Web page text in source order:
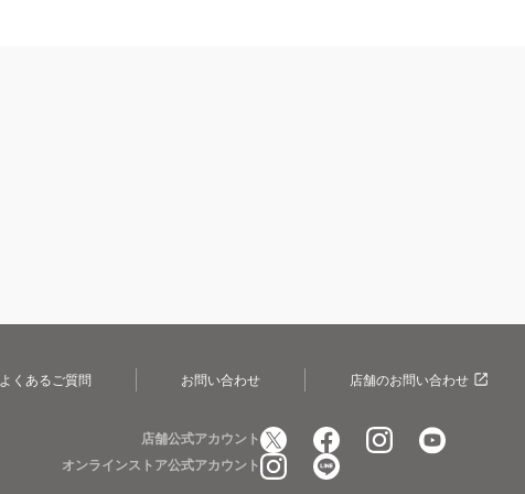
よくあるご質問 お問い合わせ 店舗のお問い合わせ
店舗公式アカウント
オンラインストア公式アカウント